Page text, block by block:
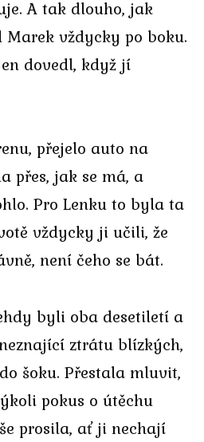
A tak dlouho, jak
vždycky po boku.
dovedl, když jí
přejelo auto na
přes, jak se má, a
Pro Lenku to byla ta
vždycky ji učili, že
není čeho se bát.
byli oba desetiletí a
ztrátu blízkých,
šoku. Přestala mluvit,
pokus o útěchu
prosila, ať ji nechají